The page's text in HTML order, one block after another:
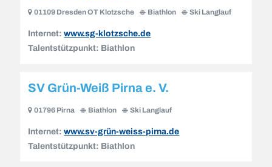
01109 Dresden OT Klotzsche Biathlon Ski Langlauf
Internet:www.sg-klotzsche.de
Talentstützpunkt: Biathlon
SV Grün-Weiß Pirna e. V.
01796 Pirna Biathlon Ski Langlauf
Internet:www.sv-grün-weiss-pirna.de
Talentstützpunkt: Biathlon